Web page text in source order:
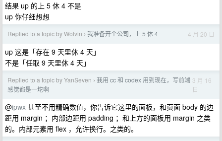
结果 up 的上 5 休 4 不是
up 你仔细想想
Replied to a topic by Wolvin › 我准备开个公司，上 5 休 4 4 月 20 日
up 这是「存在 9 天里休 4 天」
不是「任取 9 天里休 4 天」
Replied to a topic by YanSeven › 我用 cc 和 codex 用到现在，写前端
感觉都是一坨啊
3 月 16
日
@ipwx 甚至不用精确数值，你告诉它这里的面板，和页面 body 的边
距用 margin ；内部边距用 padding ；和上方的面板用 margin 之类
的。内部元素用 flex ，允许换行。之类的。